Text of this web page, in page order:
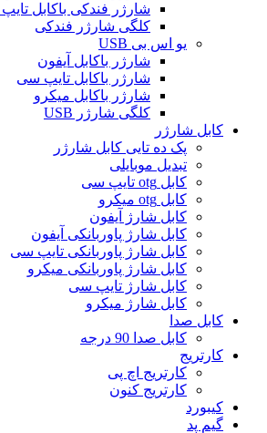
شارژر فندکی باکابل
کلگی شارژر فندکی
یو اس بی USB
شارژر باکابل آیفون
شارژر باکابل تایپ سی
شارژر باکابل میکرو
کلگی شارژر USB
کابل شارژر
پک ده تایی کابل شارژر
تبدیل موبایلی
کابل otg تایپ سی
کابل otg میکرو
کابل شارژ آیفون
کابل شارژ پاوربانکی آیفون
کابل شارژ پاوربانکی تایپ سی
کابل شارژ پاوربانکی میکرو
کابل شارژ تایپ سی
کابل شارژ میکرو
کابل صدا
کابل صدا 90 درجه
کارتریج
کارتریج اچ پی
کارتریج کنون
کیبورد
گیم پد